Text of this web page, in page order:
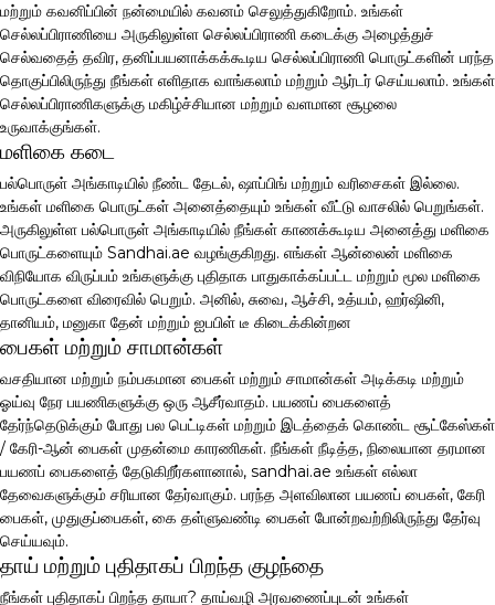
மற்றும் கவனிப்பின் நன்மையில் கவனம் செலுத்துகிறோம். உங்கள்
செல்லப்பிராணியை அருகிலுள்ள செல்லப்பிராணி கடைக்கு அழைத்துச்
செல்வதைத் தவிர, தனிப்பயனாக்கக்கூடிய செல்லப்பிராணி பொருட்களின் பரந்த
தொகுப்பிலிருந்து நீங்கள் எளிதாக வாங்கலாம் மற்றும் ஆர்டர் செய்யலாம். உங்கள்
செல்லப்பிராணிகளுக்கு மகிழ்ச்சியான மற்றும் வளமான சூழலை
உருவாக்குங்கள்.
மளிகை கடை
பல்பொருள் அங்காடியில் நீண்ட தேடல், ஷாப்பிங் மற்றும் வரிசைகள் இல்லை.
உங்கள் மளிகை பொருட்கள் அனைத்தையும் உங்கள் வீட்டு வாசலில் பெறுங்கள்.
அருகிலுள்ள பல்பொருள் அங்காடியில் நீங்கள் காணக்கூடிய அனைத்து மளிகை
பொருட்களையும் Sandhai.ae வழங்குகிறது. எங்கள் ஆன்லைன் மளிகை
விநியோக விருப்பம் உங்களுக்கு புதிதாக பாதுகாக்கப்பட்ட மற்றும் மூல மளிகை
பொருட்களை விரைவில் பெறும். அனில், சுவை, ஆச்சி, உத்யம், ஹர்ஷினி,
தானியம், மனுகா தேன் மற்றும் ஐபபிள் டீ கிடைக்கின்றன
பைகள் மற்றும் சாமான்கள்
வசதியான மற்றும் நம்பகமான பைகள் மற்றும் சாமான்கள் அடிக்கடி மற்றும்
ஓய்வு நேர பயணிகளுக்கு ஒரு ஆசீர்வாதம். பயணப் பைகளைத்
தேர்ந்தெடுக்கும் போது பல பெட்டிகள் மற்றும் இடத்தைக் கொண்ட சூட்கேஸ்கள்
/ கேரி-ஆன் பைகள் முதன்மை காரணிகள். நீங்கள் நீடித்த, நிலையான தரமான
பயணப் பைகளைத் தேடுகிறீர்களானால், sandhai.ae உங்கள் எல்லா
தேவைகளுக்கும் சரியான தேர்வாகும். பரந்த அளவிலான பயணப் பைகள், கேரி
பைகள், முதுகுப்பைகள், கை தள்ளுவண்டி பைகள் போன்றவற்றிலிருந்து தேர்வு
செய்யவும்.
தாய் மற்றும் புதிதாகப் பிறந்த குழந்தை
நீங்கள் புதிதாகப் பிறந்த தாயா? தாய்வழி அரவணைப்புடன் உங்கள்